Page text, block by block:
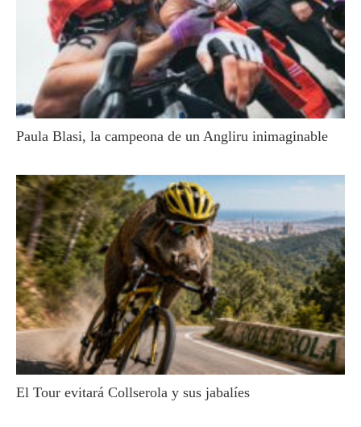
Paula Blasi, la campeona de un Angliru inimaginable
El Tour evitará Collserola y sus jabalíes